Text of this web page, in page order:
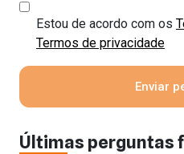
Estou de acordo com os
Termos de privacidade
Últimas perguntas